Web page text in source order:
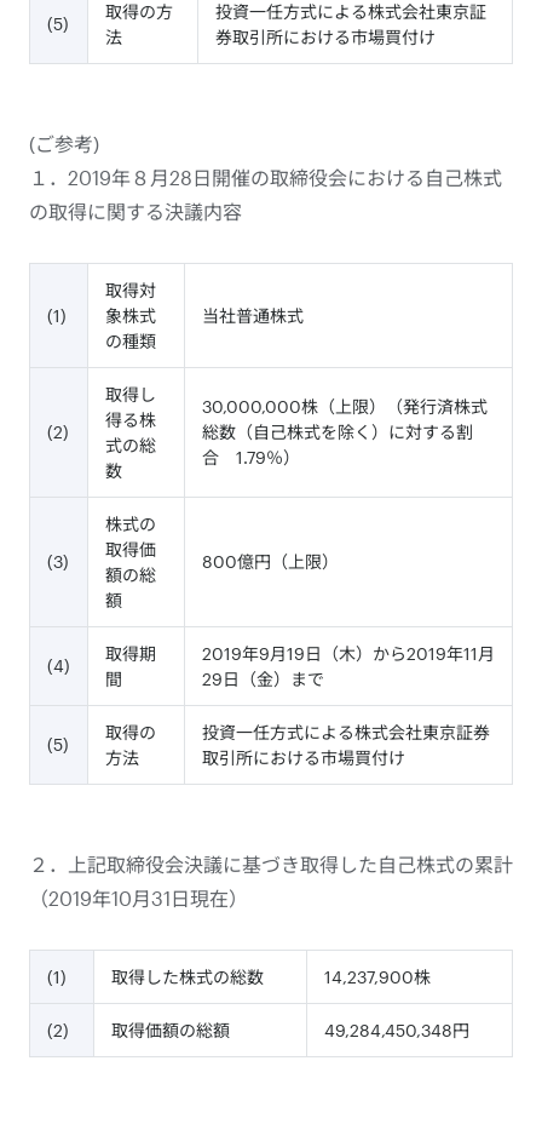
(5)
取得の方
法
投資一任方式による株式会社東京証
券取引所における市場買付け
(ご参考)
１．2019年８月28日開催の取締役会における自己株式
の取得に関する決議内容
(1)
取得対
象株式
の種類
当社普通株式
(2)
取得し
得る株
式の総
数
30,000,000株（上限）（発行済株式
総数（自己株式を除く）に対する割
合 1.79％）
(3)
株式の
取得価
額の総
額
800億円（上限）
(4)
取得期
間
2019年9月19日（木）から2019年11月
29日（金）まで
(5)
取得の
方法
投資一任方式による株式会社東京証券
取引所における市場買付け
２．上記取締役会決議に基づき取得した自己株式の累計
（2019年10月31日現在）
(1) 取得した株式の総数 14,237,900株
(2) 取得価額の総額 49,284,450,348円